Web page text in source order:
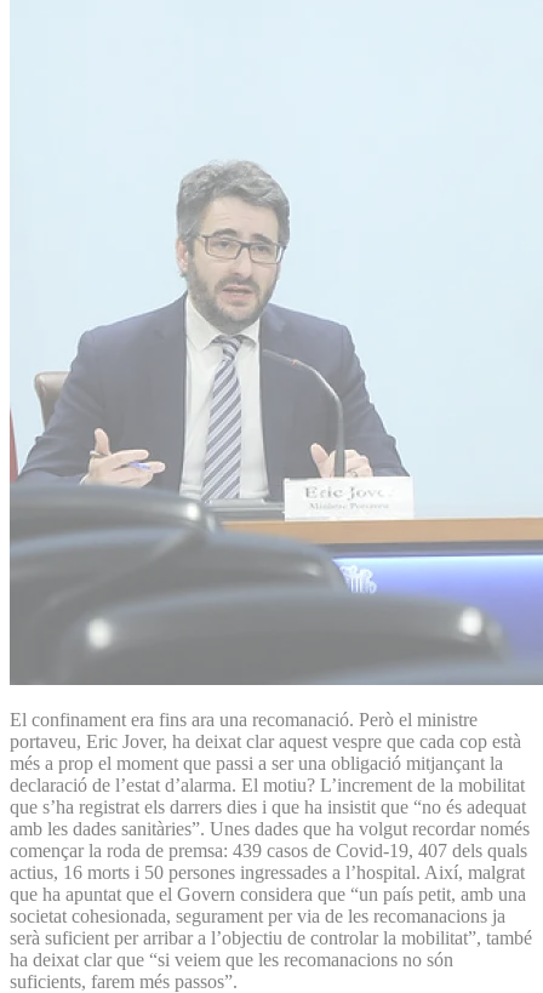
El confinament era fins ara una recomanació. Però el ministre
portaveu, Eric Jover, ha deixat clar aquest vespre que cada cop està
més a prop el moment que passi a ser una obligació mitjançant la
declaració de l’estat d’alarma. El motiu? L’increment de la mobilitat
que s’ha registrat els darrers dies i que ha insistit que “no és adequat
amb les dades sanitàries”. Unes dades que ha volgut recordar només
començar la roda de premsa: 439 casos de Covid-19, 407 dels quals
actius, 16 morts i 50 persones ingressades a l’hospital. Així, malgrat
que ha apuntat que el Govern considera que “un país petit, amb una
societat cohesionada, segurament per via de les recomanacions ja
serà suficient per arribar a l’objectiu de controlar la mobilitat”, també
ha deixat clar que “si veiem que les recomanacions no són
suficients, farem més passos”.